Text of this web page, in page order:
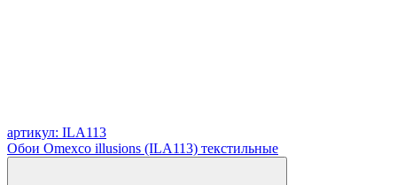
артикул: ILA113
Обои Omexco illusions (ILA113) текстильные